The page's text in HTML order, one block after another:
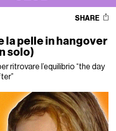
SHARE
la pelle in hangover
solo)
ritrovare l’equilibrio “the day